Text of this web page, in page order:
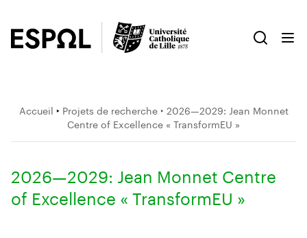
Accueil ‣ Projets de recherche ‣ 2026—2029: Jean Monnet
Centre of Excellence « TransformEU »
2026—2029: Jean Monnet Centre
of Excellence « TransformEU »